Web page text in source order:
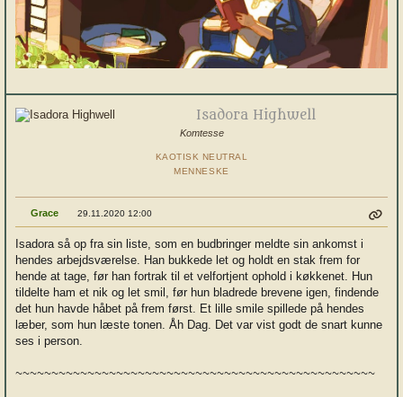
Isadora Highwell
Komtesse
KAOTISK NEUTRAL
MENNESKE
Grace 29.11.2020 12:00
Isadora så op fra sin liste, som en budbringer meldte sin ankomst i
hendes arbejdsværelse. Han bukkede let og holdt en stak frem for
hende at tage, før han fortrak til et velfortjent ophold i køkkenet. Hun
tildelte ham et nik og let smil, før hun bladrede brevene igen, findende
det hun havde håbet på frem først. Et lille smile spillede på hendes
læber, som hun læste tonen. Åh Dag. Det var vist godt de snart kunne
ses i person.
~~~~~~~~~~~~~~~~~~~~~~~~~~~~~~~~~~~~~~~~~~~~~~~~~~